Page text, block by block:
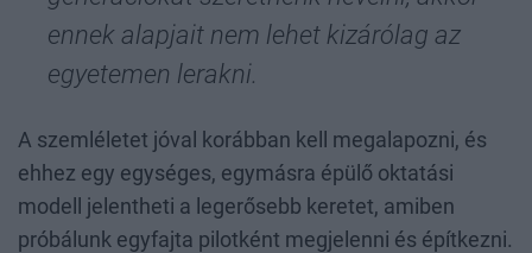
ennek alapjait nem lehet kizárólag az
egyetemen lerakni.
A szemléletet jóval korábban kell megalapozni, és
ehhez egy egységes, egymásra épülő oktatási
modell jelentheti a legerősebb keretet, amiben
próbálunk egyfajta pilotként megjelenni és építkezni.